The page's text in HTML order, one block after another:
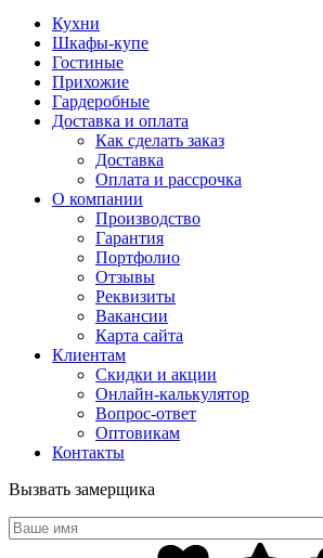
Кухни
Шкафы-купе
Гостиные
Прихожие
Гардеробные
Доставка и оплата
Как сделать заказ
Доставка
Оплата и рассрочка
О компании
Производство
Гарантия
Портфолио
Отзывы
Реквизиты
Вакансии
Карта сайта
Клиентам
Скидки и акции
Онлайн-калькулятор
Вопрос-ответ
Оптовикам
Контакты
Вызвать замерщика